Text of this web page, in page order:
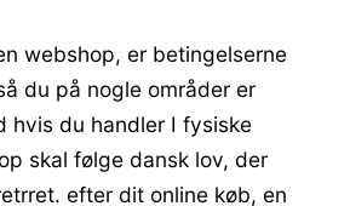
webshop, er betingelserne
du på nogle områder er
hvis du handler I fysiske
skal følge dansk lov, der
efter dit online køb, en